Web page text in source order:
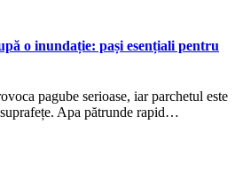
o inundație: pași esențiali pentru
pagube serioase, iar parchetul este
Apa pătrunde rapid…